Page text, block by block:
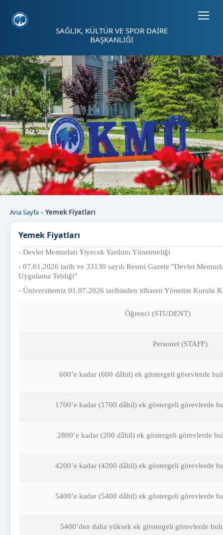
SAĞLIK, KÜLTÜR VE SPOR DAİRE
BAŞKANLIĞI
Ana Sayfa Yemek Fiyatları
Yemek Fiyatları
- Devlet Memurları Yiyecek Yardımı Yönetmeliği
- 07.01.2026 tarih ve 33130 sayılı Resmi Gazete "Devlet
Uygulama Tebliği"
- Üniversitemiz 01.07.2026 tarihinden itibaren Yönetim Kurulu
Öğrenci (STUDENT)
Personel (STAFF)
600’e kadar (600 dâhil) ek göstergeli görevlerde
1700’e kadar (1700 dâhil) ek göstergeli görevlerde
2800’e kadar (200 dâhil) ek göstergeli görevlerde
4200’e kadar (4200 dâhil) ek göstergeli görevlerde
5400’e kadar (5400 dâhil) ek göstergeli görevlerde
5400’den daha yüksek ek göstergeli görevlerde